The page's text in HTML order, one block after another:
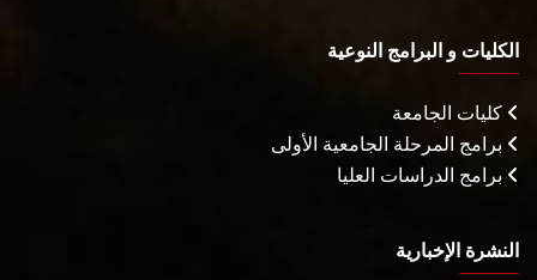
الكليات و البرامج النوعية
كليات الجامعة
برامج المرحلة الجامعية الأولى
برامج الدراسات العليا
النشرة الإخبارية